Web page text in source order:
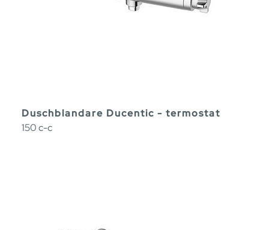
Duschblandare Ducentic - termostat
150 c-c